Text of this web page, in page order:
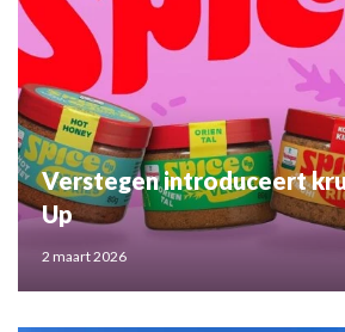
Verstegen introduceert
Up
2 maart 2026